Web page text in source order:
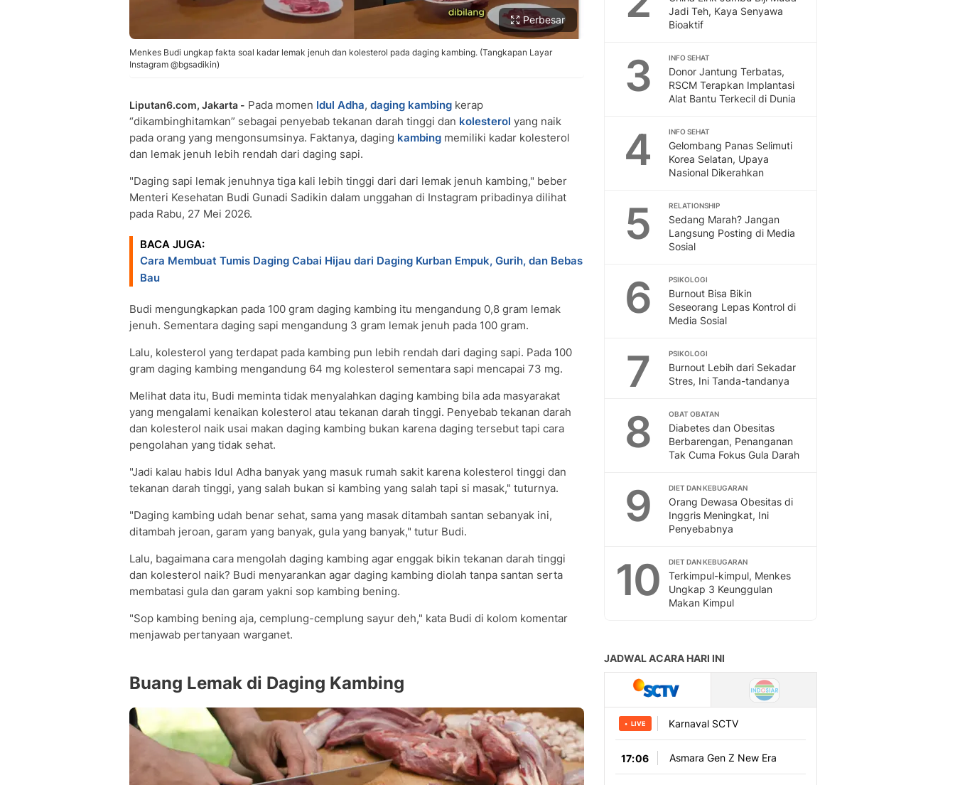
Perbesar
Menkes Budi ungkap fakta soal kadar lemak jenuh dan kolesterol pada daging kambing. (Tangkapan Layar
Instagram @bgsadikin)
Liputan6.com, Jakarta - Pada momen Idul Adha, daging kambing kerap
“dikambinghitamkan” sebagai penyebab tekanan darah tinggi dan kolesterol yang naik
pada orang yang mengonsumsinya. Faktanya, daging kambing memiliki kadar kolesterol
dan lemak jenuh lebih rendah dari daging sapi.
"Daging sapi lemak jenuhnya tiga kali lebih tinggi dari dari lemak jenuh kambing," beber
Menteri Kesehatan Budi Gunadi Sadikin dalam unggahan di Instagram pribadinya dilihat
pada Rabu, 27 Mei 2026.
BACA JUGA:
Cara Membuat Tumis Daging Cabai Hijau dari Daging Kurban Empuk, Gurih, dan Bebas
Bau
Budi mengungkapkan pada 100 gram daging kambing itu mengandung 0,8 gram lemak
jenuh. Sementara daging sapi mengandung 3 gram lemak jenuh pada 100 gram.
Lalu, kolesterol yang terdapat pada kambing pun lebih rendah dari daging sapi. Pada 100
gram daging kambing mengandung 64 mg kolesterol sementara sapi mencapai 73 mg.
Melihat data itu, Budi meminta tidak menyalahkan daging kambing bila ada masyarakat
yang mengalami kenaikan kolesterol atau tekanan darah tinggi. Penyebab tekanan darah
dan kolesterol naik usai makan daging kambing bukan karena daging tersebut tapi cara
pengolahan yang tidak sehat.
"Jadi kalau habis Idul Adha banyak yang masuk rumah sakit karena kolesterol tinggi dan
tekanan darah tinggi, yang salah bukan si kambing yang salah tapi si masak," tuturnya.
"Daging kambing udah benar sehat, sama yang masak ditambah santan sebanyak ini,
ditambah jeroan, garam yang banyak, gula yang banyak," tutur Budi.
Lalu, bagaimana cara mengolah daging kambing agar enggak bikin tekanan darah tinggi
dan kolesterol naik? Budi menyarankan agar daging kambing diolah tanpa santan serta
membatasi gula dan garam yakni sop kambing bening.
"Sop kambing bening aja, cemplung-cemplung sayur deh," kata Budi di kolom komentar
menjawab pertanyaan warganet.
Buang Lemak di Daging Kambing
Jadi Teh, Kaya Senyawa
Bioaktif
3 INFO SEHAT
Donor Jantung Terbatas,
RSCM Terapkan Implantasi
Alat Bantu Terkecil di Dunia
4 INFO SEHAT
Gelombang Panas Selimuti
Korea Selatan, Upaya
Nasional Dikerahkan
5 RELATIONSHIP
Sedang Marah? Jangan
Langsung Posting di Media
Sosial
6 PSIKOLOGI
Burnout Bisa Bikin
Seseorang Lepas Kontrol di
Media Sosial
7 PSIKOLOGI
Burnout Lebih dari Sekadar
Stres, Ini Tanda-tandanya
8 OBAT OBATAN
Diabetes dan Obesitas
Berbarengan, Penanganan
Tak Cuma Fokus Gula Darah
9 DIET DAN KEBUGARAN
Orang Dewasa Obesitas di
Inggris Meningkat, Ini
Penyebabnya
10 DIET DAN KEBUGARAN
Terkimpul-kimpul, Menkes
Ungkap 3 Keunggulan
Makan Kimpul